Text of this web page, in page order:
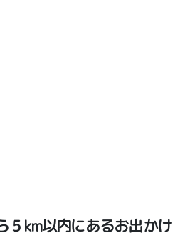
５km以内にあるお出かけ